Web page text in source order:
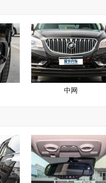
中网